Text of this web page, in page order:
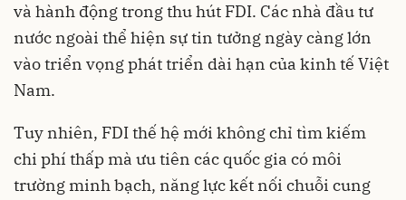
và hành động trong thu hút FDI. Các nhà đầu tư
nước ngoài thể hiện sự tin tưởng ngày càng lớn
vào triển vọng phát triển dài hạn của kinh tế Việt
Nam.
Tuy nhiên, FDI thế hệ mới không chỉ tìm kiếm
chi phí thấp mà ưu tiên các quốc gia có môi
trường minh bạch, năng lực kết nối chuỗi cung